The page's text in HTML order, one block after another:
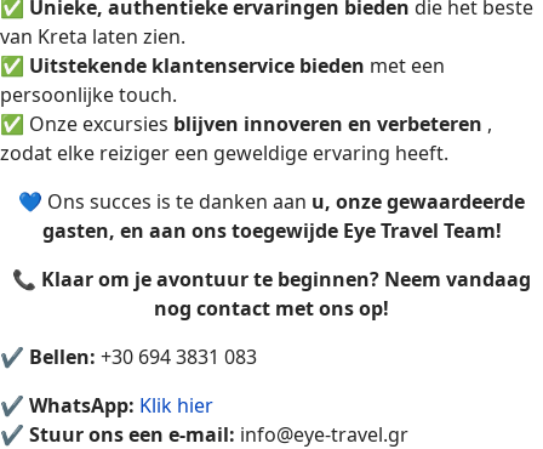
✅ Unieke, authentieke ervaringen bieden die het beste
van Kreta laten zien.
✅ Uitstekende klantenservice bieden met een
persoonlijke touch.
✅ Onze excursies blijven innoveren en verbeteren ,
zodat elke reiziger een geweldige ervaring heeft.
💙 Ons succes is te danken aan u, onze gewaardeerde
gasten, en aan ons toegewijde Eye Travel Team!
📞 Klaar om je avontuur te beginnen? Neem vandaag
nog contact met ons op!
✔ Bellen: +30 694 3831 083
✔ WhatsApp: Klik hier
✔ Stuur ons een e-mail: info@eye-travel.gr